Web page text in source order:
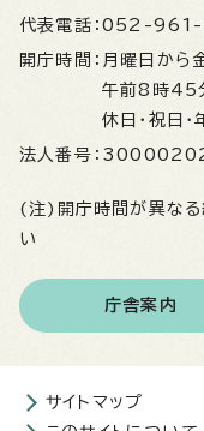
代表電話： 052-961-
開庁時間： 月曜日から
午前8時45
休日・祝日
法人番号：
(注)開庁時間が異なる
い
庁舎案内
サイトマップ